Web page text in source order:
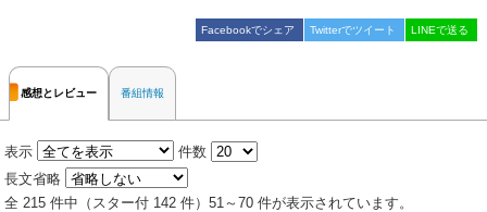
Facebookでシェア Twitterでツイート LINEで送る
感想とレビュー 番組情報
表示
件数
長文省略
全 215 件中（スター付 142 件）51～70 件が表示されています。